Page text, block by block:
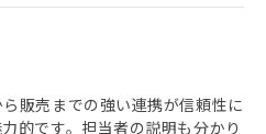
販売までの強い連携が信頼性に
的です。担当者の説明も分かり